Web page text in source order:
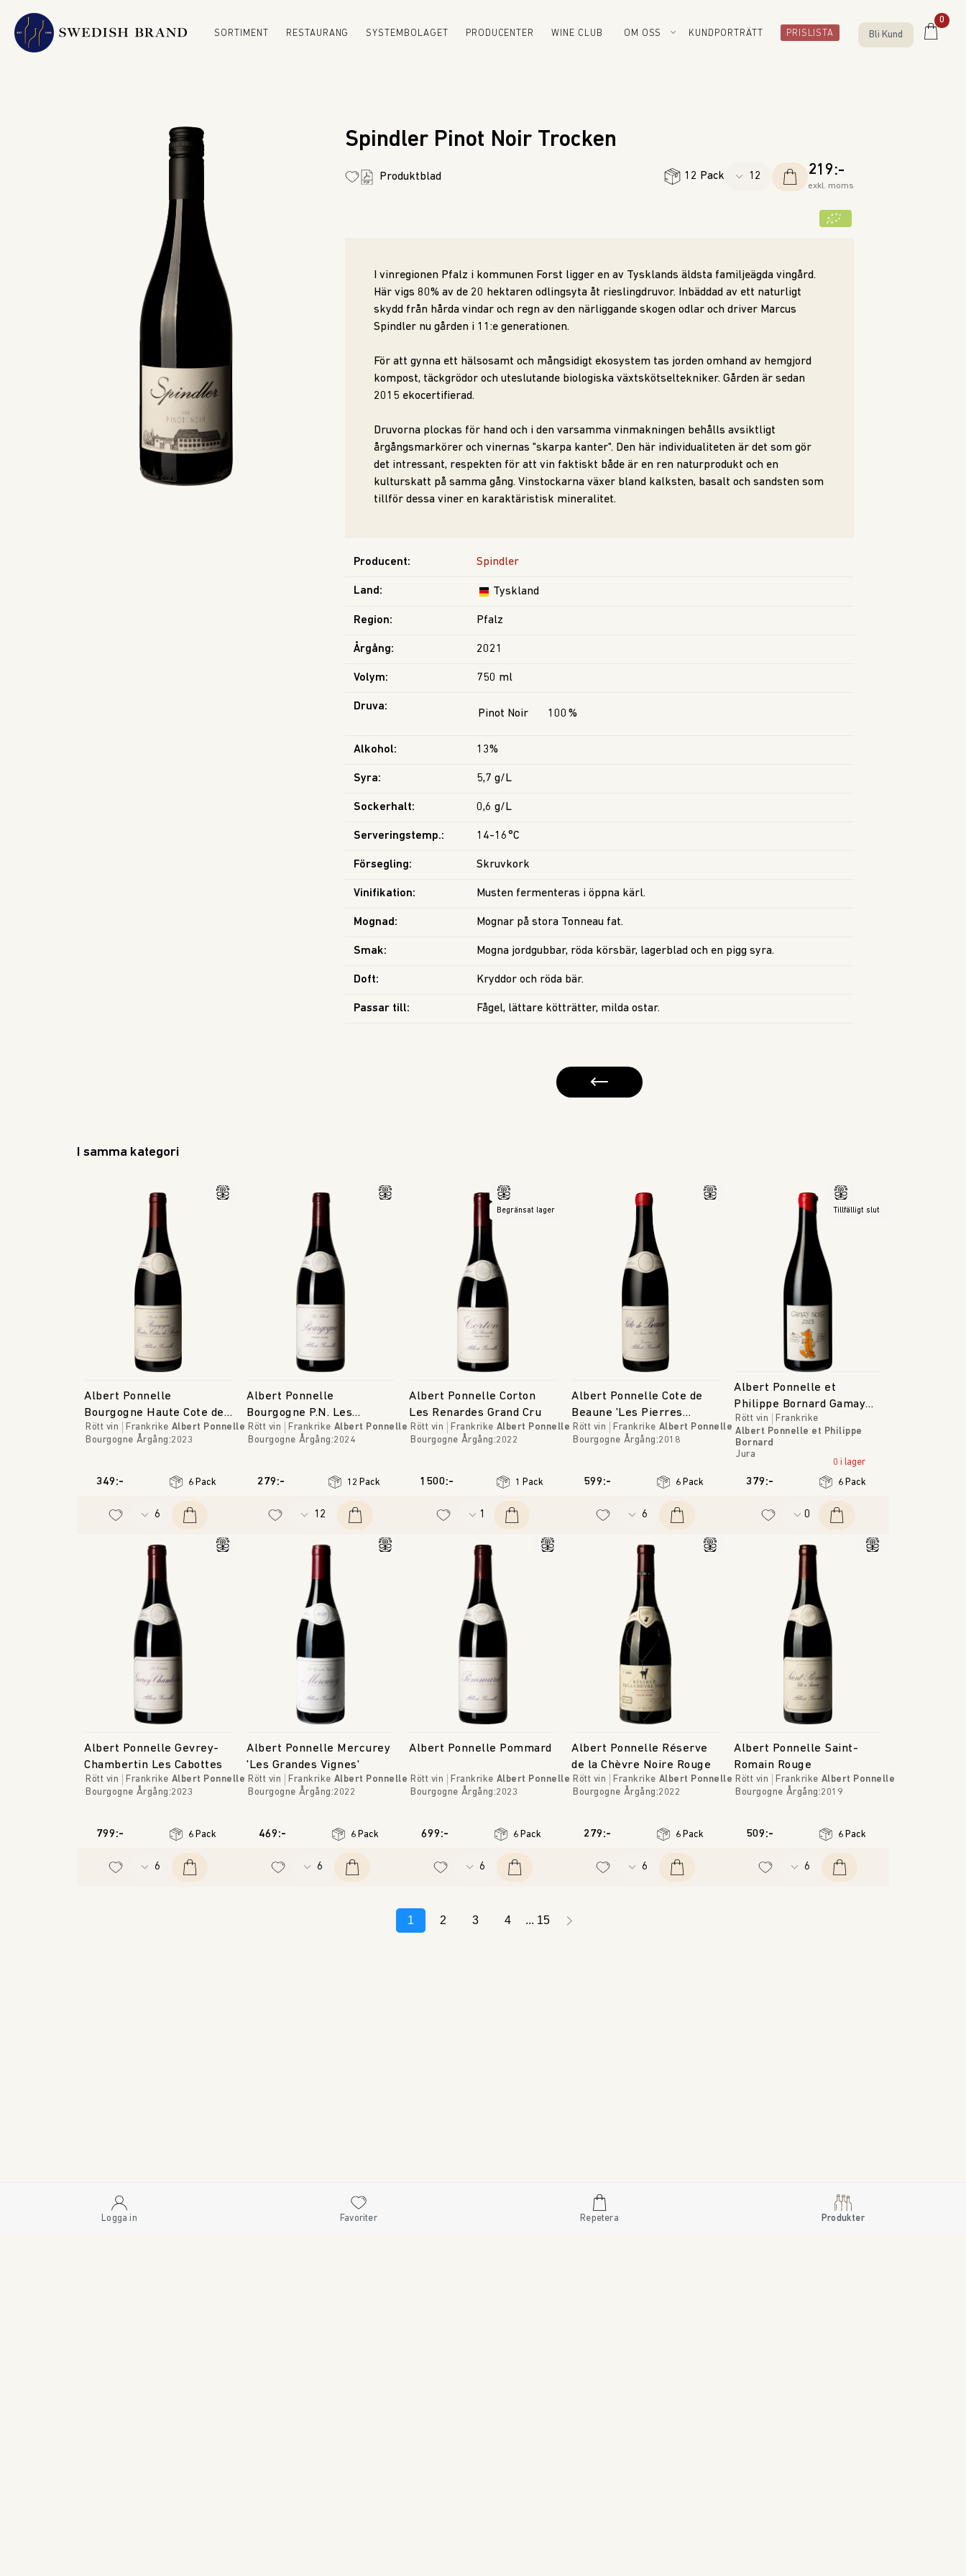
SORTIMENT RESTAURANG SYSTEMBOLAGET PRODUCENTER WINE CLUB OM OSS KUNDPORTRÄTT PRISLISTA Bli Kund
0
Spindler Pinot Noir Trocken
219:-
exkl. moms
Produktblad 12 Pack
I vinregionen Pfalz i kommunen Forst ligger en av Tysklands äldsta familjeägda vingård.
Här vigs 80% av de 20 hektaren odlingsyta åt rieslingdruvor. Inbäddad av ett naturligt
skydd från hårda vindar och regn av den närliggande skogen odlar och driver Marcus
Spindler nu gården i 11:e generationen.
För att gynna ett hälsosamt och mångsidigt ekosystem tas jorden omhand av hemgjord
kompost, täckgrödor och uteslutande biologiska växtskötseltekniker. Gården är sedan
2015 ekocertifierad.
Druvorna plockas för hand och i den varsamma vinmakningen behålls avsiktligt
årgångsmarkörer och vinernas "skarpa kanter". Den här individualiteten är det som gör
det intressant, respekten för att vin faktiskt både är en ren naturprodukt och en
kulturskatt på samma gång. Vinstockarna växer bland kalksten, basalt och sandsten som
tillför dessa viner en karaktäristisk mineralitet.
Producent: Spindler
Land : Tyskland
Region: Pfalz
Årgång: 2021
Volym: 750 ml
Druva:
Pinot Noir 100 %
Alkohol: 13%
Syra: 5,7 g/L
Sockerhalt: 0,6 g/L
Serveringstemp.: 14-16°C
Försegling: Skruvkork
Vinifikation: Musten fermenteras i öppna kärl.
Mognad : Mognar på stora Tonneau fat.
Doft: Kryddor och röda bär.
Smak: Mogna jordgubbar, röda körsbär, lagerblad och en pigg syra.
Passar till: Fågel, lättare kötträtter, milda ostar.
I samma kategori
Albert Ponnelle
Bourgogne Haute Cote de
Beaune
Rött vin Frankrike Albert Ponnelle
Bourgogne Årgång:2023
349:- 6 Pack
Albert Ponnelle
Bourgogne P.N. Les
Tilleuls
Rött vin Frankrike Albert Ponnelle
Bourgogne Årgång:2024
279:- 12 Pack
Begränsat lager
Albert Ponnelle Corton
Les Renardes Grand Cru
Rött vin Frankrike Albert Ponnelle
Bourgogne Årgång:2022
1500:- 1 Pack
Albert Ponnelle Cote de
Beaune 'Les Pierres
Blanches'
Rött vin Frankrike Albert Ponnelle
Bourgogne Årgång:2018
599:- 6 Pack
Tillfälligt slut
Albert Ponnelle et
Philippe Bornard Gamay
Noir
Rött vin
Frankrike
Albert Ponnelle et Philippe
Bornard
Jura
0 i lager
379:- 6 Pack
Albert Ponnelle Gevrey-
Chambertin Les Cabottes
Rött vin Frankrike Albert Ponnelle
Bourgogne Årgång:2023
799:- 6 Pack
Albert Ponnelle Mercurey
'Les Grandes Vignes'
Rött vin Frankrike Albert Ponnelle
Bourgogne Årgång:2022
469:- 6 Pack
Albert Ponnelle Pommard
Rött vin Frankrike Albert Ponnelle
Bourgogne Årgång:2023
699:- 6 Pack
Albert Ponnelle Réserve
de la Chèvre Noire Rouge
Rött vin Frankrike Albert Ponnelle
Bourgogne Årgång:2022
279:- 6 Pack
Albert Ponnelle Saint-
Romain Rouge
Rött vin Frankrike Albert Ponnelle
Bourgogne Årgång:2019
509:- 6 Pack
1 2 3 4 15
Logga in Favoriter Repetera Produkter